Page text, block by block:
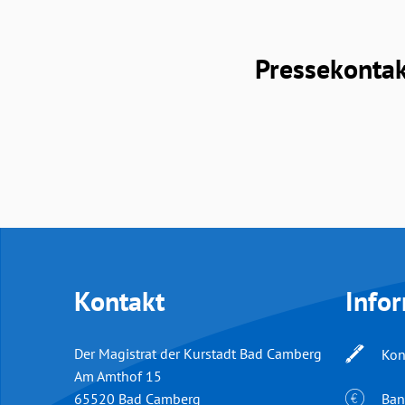
Kontakt
Der Magistrat der Kurstadt Bad Camberg
Am Amthof 15
65520 Bad Camberg